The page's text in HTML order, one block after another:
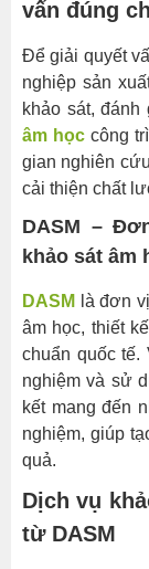
phòng
thí
nghiệm
đạt
chuẩn
Vì
sao
nên
DASM?
Hotline:
vấn đúng
Để giải quyết
nghiệp sản
khảo sát,
âm học công
gian nghiên
cải thiện chất
DASM –
khảo sát âm
DASM
là đơn
âm học, thiết
chuẩn quốc
nghiệm và sử
kết mang đến
nghiệm, giúp
quả.
Dịch vụ
từ DASM